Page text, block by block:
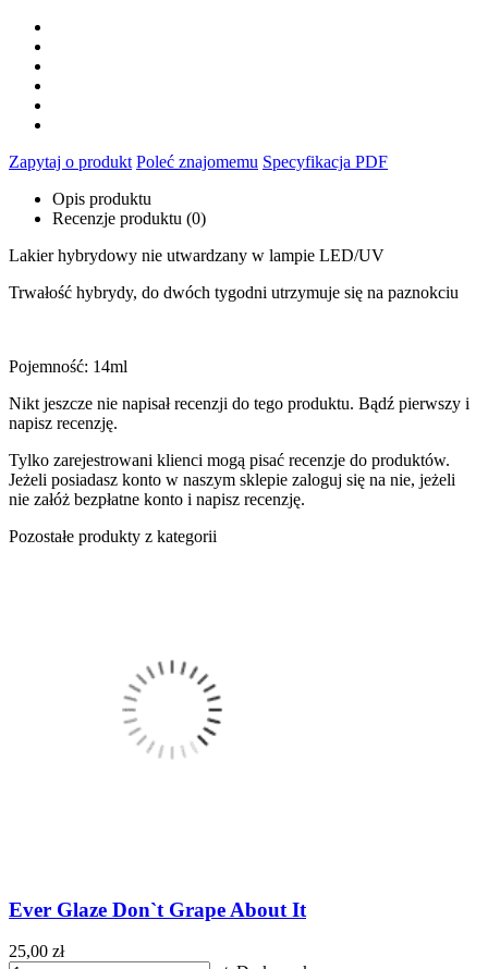
Zapytaj o produkt Poleć znajomemu Specyfikacja PDF
Opis produktu
Recenzje produktu (0)
Lakier hybrydowy nie utwardzany w lampie LED/UV
Trwałość hybrydy, do dwóch tygodni utrzymuje się na paznokciu
Pojemność: 14ml
Nikt jeszcze nie napisał recenzji do tego produktu. Bądź pierwszy i
napisz recenzję.
Tylko zarejestrowani klienci mogą pisać recenzje do produktów.
Jeżeli posiadasz konto w naszym sklepie zaloguj się na nie, jeżeli
nie załóż bezpłatne konto i napisz recenzję.
Pozostałe produkty z kategorii
Ever Glaze Don`t Grape About It
25,00 zł